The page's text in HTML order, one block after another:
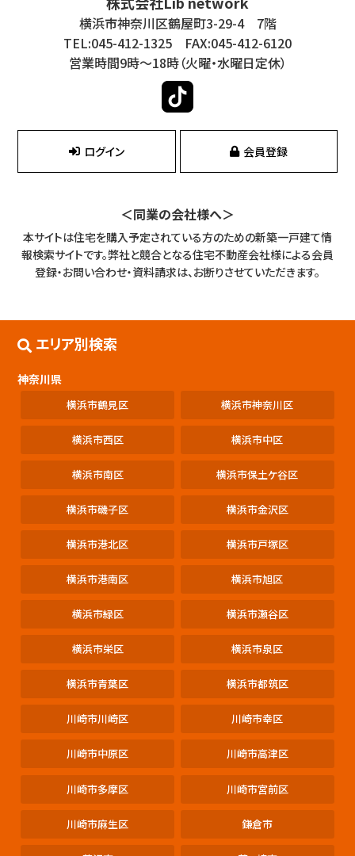
横浜市神奈川区鶴屋町3-29-4 7階
TEL:045-412-1325 FAX:045-412-6120
営業時間9時～18時（火曜・水曜日定休）
ログイン 会員登録
＜同業の会社様へ＞
本サイトは住宅を購入予定されている方のための新築一戸建て情
報検索サイトです。弊社と競合となる住宅不動産会社様による会員
登録・お問い合わせ・資料請求は、お断りさせていただきます。
エリア別検索
神奈川県
横浜市鶴見区 横浜市神奈川区
横浜市西区 横浜市中区
横浜市南区 横浜市保土ケ谷区
横浜市磯子区 横浜市金沢区
横浜市港北区 横浜市戸塚区
横浜市港南区 横浜市旭区
横浜市緑区 横浜市瀬谷区
横浜市栄区 横浜市泉区
横浜市青葉区 横浜市都筑区
川崎市川崎区 川崎市幸区
川崎市中原区 川崎市高津区
川崎市多摩区 川崎市宮前区
川崎市麻生区 鎌倉市